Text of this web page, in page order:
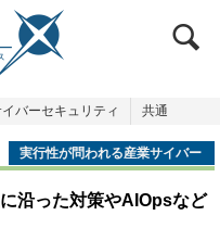
バーセキュリティ 共通
実行性が問われる産業サイバー
セキュリティ
沿った対策やAIOpsなど